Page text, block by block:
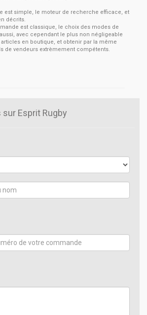
est simple, le moteur de recherche efficace, et
décrits.
est classique, le choix des modes de
avec cependant le plus non négligeable
en boutique, et obtenir par la même
de vendeurs extrèmement compétents.
sur Esprit Rugby